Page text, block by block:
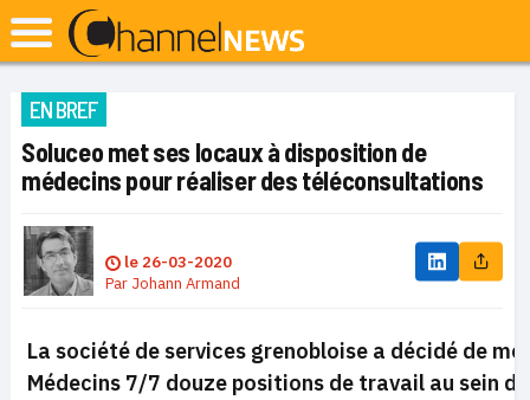
EN BREF
Soluceo met ses locaux à disposition de
médecins pour réaliser des téléconsultations
le 26-03-2020
Par Johann Armand
La société de services grenobloise a décidé de
Médecins 7/7 douze positions de travail au sein